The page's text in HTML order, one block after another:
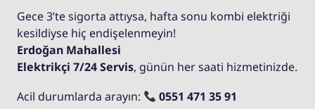
Gece 3’te sigorta attıysa, hafta sonu kombi elektriği
kesildiyse hiç endişelenmeyin!
Erdoğan Mahallesi
Elektrikçi 7/24 Servis, günün her saati hizmetinizde.
Acil durumlarda arayın:
0551 471 35 91